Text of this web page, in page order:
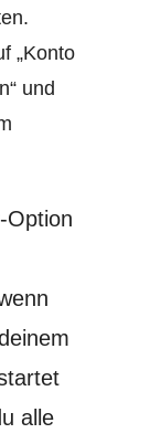
„Konto
und
Option
alle